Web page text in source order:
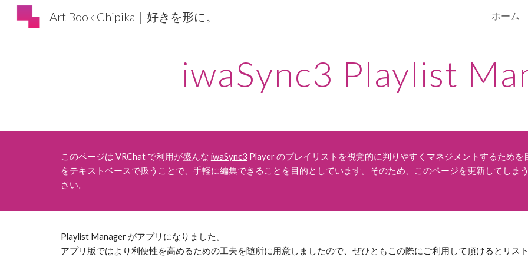
Skip to
Art Book Chipika｜好きを形に。 ホーム
iwaSync3 Playlist
このページは VRChat で利用が盛んな iwaSync3 Player のプレイリストを視覚的に判りやすくマネジメントするため
をテキストベースで扱うことで、手軽に編集できることを目的としています。そのため、このページを更新してしま
さい。
Playlist Manager がアプリになりました。
アプリ版ではより利便性を高めるための工夫を随所に用意しましたので、ぜひともこの際にご利用して頂けるとリス